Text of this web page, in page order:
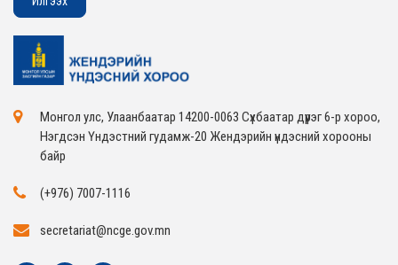
Монгол улс, Улаанбаатар 14200-0063 Сүхбаатар дүүрэг 6-р хороо,
Нэгдсэн Үндэстний гудамж-20 Жендэрийн үндэсний хорооны
байр
(+976) 7007-1116
secretariat@ncge.gov.mn